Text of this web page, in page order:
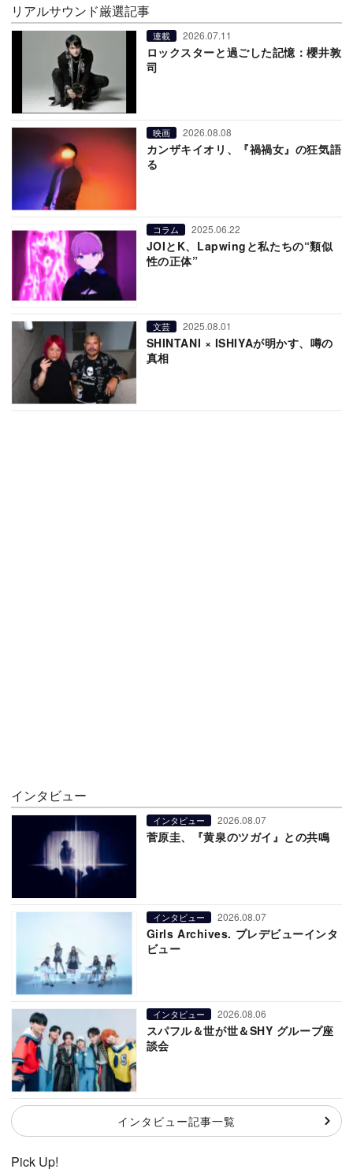
リアルサウンド厳選記事
連載 2026.07.11
ロックスターと過ごした記憶：櫻井敦
司
映画 2026.08.08
カンザキイオリ、『禍禍女』の狂気語
る
コラム 2025.06.22
JOIとK、Lapwingと私たちの“類似
性の正体”
文芸 2025.08.01
SHINTANI × ISHIYAが明かす、噂の
真相
インタビュー
インタビュー 2026.08.07
菅原圭、『黄泉のツガイ』との共鳴
インタビュー 2026.08.07
Girls Archives. プレデビューインタ
ビュー
インタビュー 2026.08.06
スパフル＆世が世＆SHY グループ座
談会
インタビュー記事一覧
Pick Up!